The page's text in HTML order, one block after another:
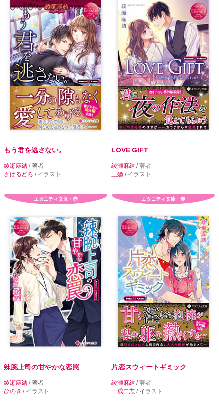
もう君を逃さない。
綾瀬麻結 / 著者
さばるどろ / イラスト
LOVE GIFT
綾瀬麻結 / 著者
三廼 / イラスト
エタニティ文庫・赤
辣腕上司の甘やかな恋罠
綾瀬麻結 / 著者
ひのき / イラスト
エタニティ文庫・赤
片恋スウィートギミック
綾瀬麻結 / 著者
一成二志 / イラスト